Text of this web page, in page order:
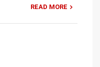
READ MORE